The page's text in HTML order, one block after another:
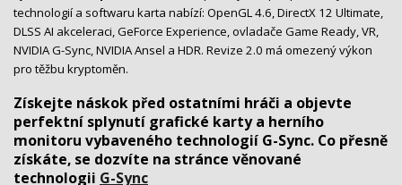
technologií a softwaru karta nabízí: OpenGL 4.6, DirectX 12 Ultimate,
DLSS AI akceleraci, GeForce Experience, ovladače Game Ready, VR,
NVIDIA G-Sync, NVIDIA Ansel a HDR. Revize 2.0 má omezený výkon
pro těžbu kryptoměn.
Získejte náskok před ostatními hráči a objevte
perfektní splynutí grafické karty a herního
monitoru vybaveného technologií G-Sync. Co přesně
získáte, se dozvíte na stránce věnované
technologii G-Sync